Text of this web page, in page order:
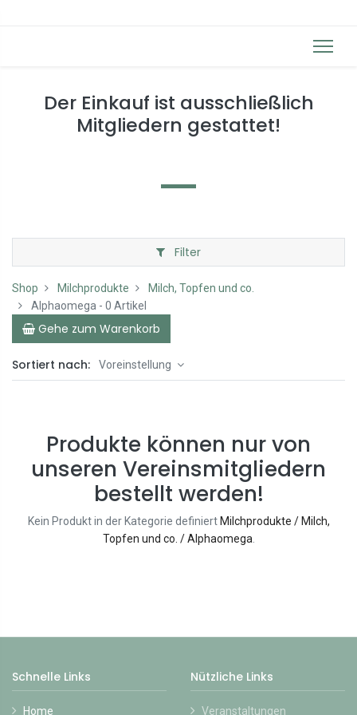
Der Einkauf ist ausschließlich
Mitgliedern gestattet!
Filter
Shop Milchprodukte
Milch, Topfen und co.
Alphaomega - 0 Artikel
Gehe zum Warenkorb
Sortiert nach: Voreinstellung
Produkte können nur von
unseren Vereinsmitgliedern
bestellt werden!
Kein Produkt in der Kategorie definiert Milchprodukte / Milch,
Topfen und co. / Alphaomega
Schnelle Links
Home
Nützliche Links
Veranstaltungen